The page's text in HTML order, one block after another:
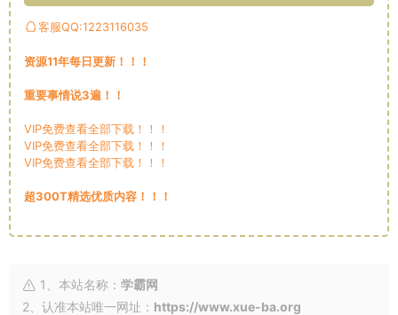
客服QQ:1223116035
资源11年每日更新！！！
重要事情说3遍！！
VIP免费查看全部下载！！！
VIP免费查看全部下载！！！
VIP免费查看全部下载！！！
超300T精选优质内容！！！
1、本站名称： 学霸网
2、认准本站唯一网址： https://www.xue-ba.org